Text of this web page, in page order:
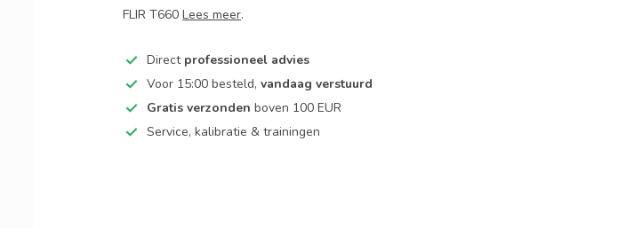
FLIR T660Lees meer.
Direct professioneel advies
Voor 15:00 besteld,vandaag verstuurd
Gratis verzonden boven 100 EUR
Service, kalibratie & trainingen